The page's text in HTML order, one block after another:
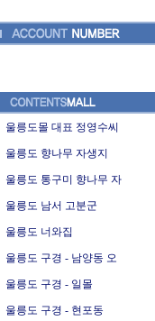
울릉도몰 대표 정영수씨
울릉도 향나무 자생지
울릉도 통구미 향나무 자
울릉도 남서 고분군
울릉도 너와집
울릉도 구경 - 남양동 오
울릉도 구경 - 일몰
울릉도 구경 - 현포동